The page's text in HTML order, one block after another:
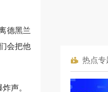
德黑兰
会把他
声。
热点专